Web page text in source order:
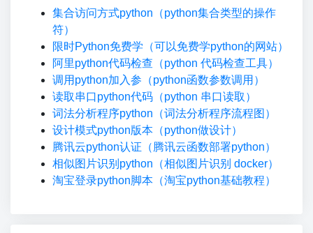
集合访问方式python（python集合类型的操作
符）
限时Python免费学（可以免费学python的网站）
阿里python代码检查（python 代码检查工具）
调用python加入参（python函数参数调用）
读取串口python代码（python 串口读取）
词法分析程序python（词法分析程序流程图）
设计模式python版本（python做设计）
腾讯云python认证（腾讯云函数部署python）
相似图片识别python（相似图片识别 docker）
淘宝登录python脚本（淘宝python基础教程）